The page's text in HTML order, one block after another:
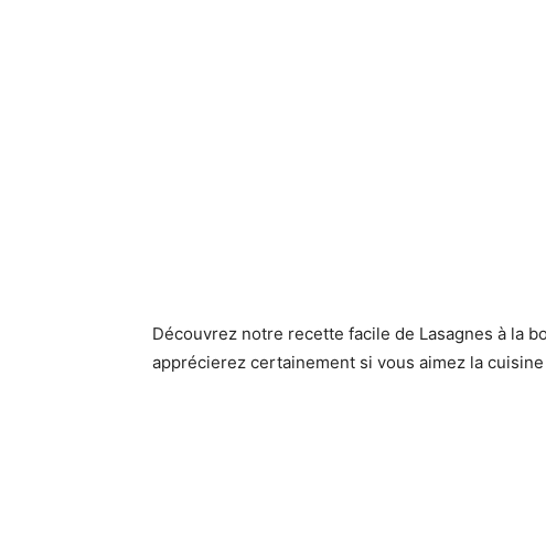
Découvrez notre recette facile de Lasagnes à la
apprécierez certainement si vous aimez la